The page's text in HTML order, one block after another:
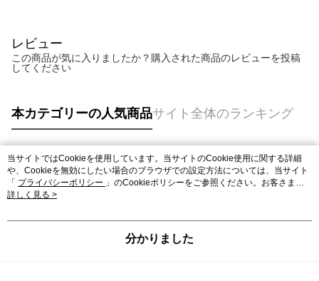
てAFTEEにご提供いただく、またはAFTEEにあなたの個人情報の収集、処
理、利用を許可することににご同意いただけない場合は、当サービスを選
択しないでください。
レビュー
この商品が気に入りましたか？購入された商品のレビューを投稿
してください
本カテゴリーの人気商品サイト全体のランキング
人気タグ
当サイトではCookieを使用しています。当サイトのCookie使用に関する詳細
や、Cookieを無効にしたい場合のブラウザでの設定方法については、当サイト
「 プライバシーポリシー 」のCookieポリシーをご参照ください。お客さま
が、当サイトを引き続き使用される場合、当社がサイト利用規約のCookieポリ
詳しく見る >
分かりました